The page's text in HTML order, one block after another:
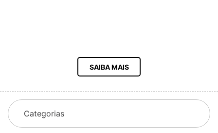
SAIBA MAIS
Categorias